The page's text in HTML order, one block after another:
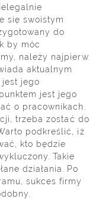
się swoistym
do
by móc
należy najpierw
aktualnym
jego
jest jego
o pracownikach.
trzeba zostać do
podkreślić, iż
kto będzie
Takie
działania. Po
sukces firmy